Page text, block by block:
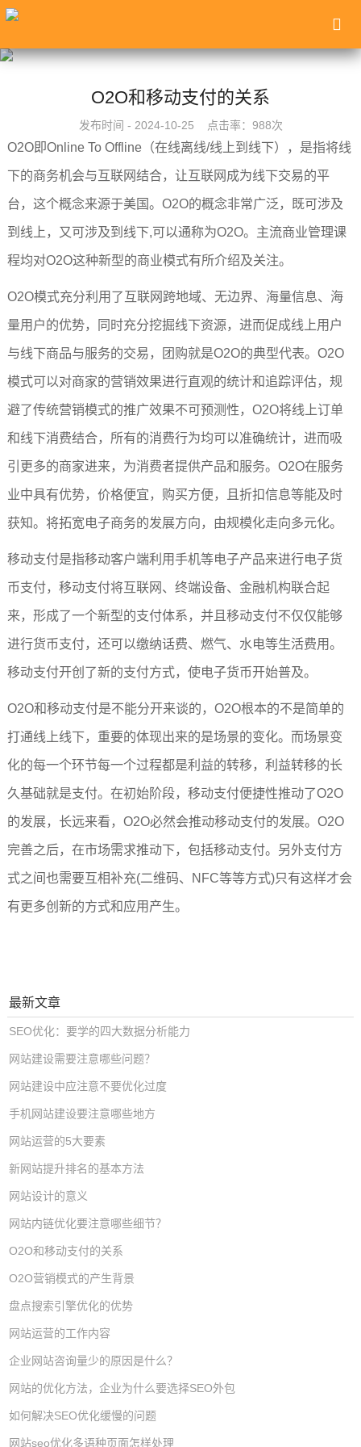
O2O和移动支付的关系
发布时间 - 2024-10-25 点击率：988次
O2O即Online To Offline（在线离线/线上到线下），是指将线
下的商务机会与互联网结合，让互联网成为线下交易的平
台，这个概念来源于美国。O2O的概念非常广泛，既可涉及
到线上，又可涉及到线下,可以通称为O2O。主流商业管理课
程均对O2O这种新型的商业模式有所介绍及关注。
O2O模式充分利用了互联网跨地域、无边界、海量信息、海
量用户的优势，同时充分挖掘线下资源，进而促成线上用户
与线下商品与服务的交易，团购就是O2O的典型代表。O2O
模式可以对商家的营销效果进行直观的统计和追踪评估，规
避了传统营销模式的推广效果不可预测性，O2O将线上订单
和线下消费结合，所有的消费行为均可以准确统计，进而吸
引更多的商家进来，为消费者提供产品和服务。O2O在服务
业中具有优势，价格便宜，购买方便，且折扣信息等能及时
获知。将拓宽电子商务的发展方向，由规模化走向多元化。
移动支付是指移动客户端利用手机等电子产品来进行电子货
币支付，移动支付将互联网、终端设备、金融机构联合起
来，形成了一个新型的支付体系，并且移动支付不仅仅能够
进行货币支付，还可以缴纳话费、燃气、水电等生活费用。
移动支付开创了新的支付方式，使电子货币开始普及。
O2O和移动支付是不能分开来谈的，O2O根本的不是简单的
打通线上线下，重要的体现出来的是场景的变化。而场景变
化的每一个环节每一个过程都是利益的转移，利益转移的长
久基础就是支付。在初始阶段，移动支付便捷性推动了O2O
的发展，长远来看，O2O必然会推动移动支付的发展。O2O
完善之后，在市场需求推动下，包括移动支付。另外支付方
式之间也需要互相补充(二维码、NFC等等方式)只有这样才会
有更多创新的方式和应用产生。
最新文章
SEO优化：要学的四大数据分析能力
网站建设需要注意哪些问题？
网站建设中应注意不要优化过度
手机网站建设要注意哪些地方
网站运营的5大要素
新网站提升排名的基本方法
网站设计的意义
网站内链优化要注意哪些细节？
O2O和移动支付的关系
O2O营销模式的产生背景
盘点搜索引擎优化的优势
网站运营的工作内容
企业网站咨询量少的原因是什么？
网站的优化方法，企业为什么要选择SEO外包
如何解决SEO优化缓慢的问题
网站seo优化多语种页面怎样处理